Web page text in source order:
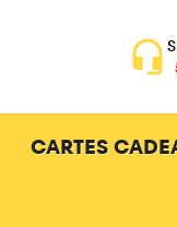
headset_mic
CARTES